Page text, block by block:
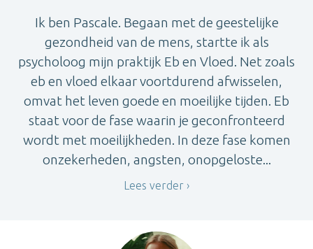
Ik ben Pascale. Begaan met de geestelijke
gezondheid van de mens, startte ik als
psycholoog mijn praktijk Eb en Vloed. Net zoals
eb en vloed elkaar voortdurend afwisselen,
omvat het leven goede en moeilijke tijden. Eb
staat voor de fase waarin je geconfronteerd
wordt met moeilijkheden. In deze fase komen
onzekerheden, angsten, onopgeloste...
Lees verder